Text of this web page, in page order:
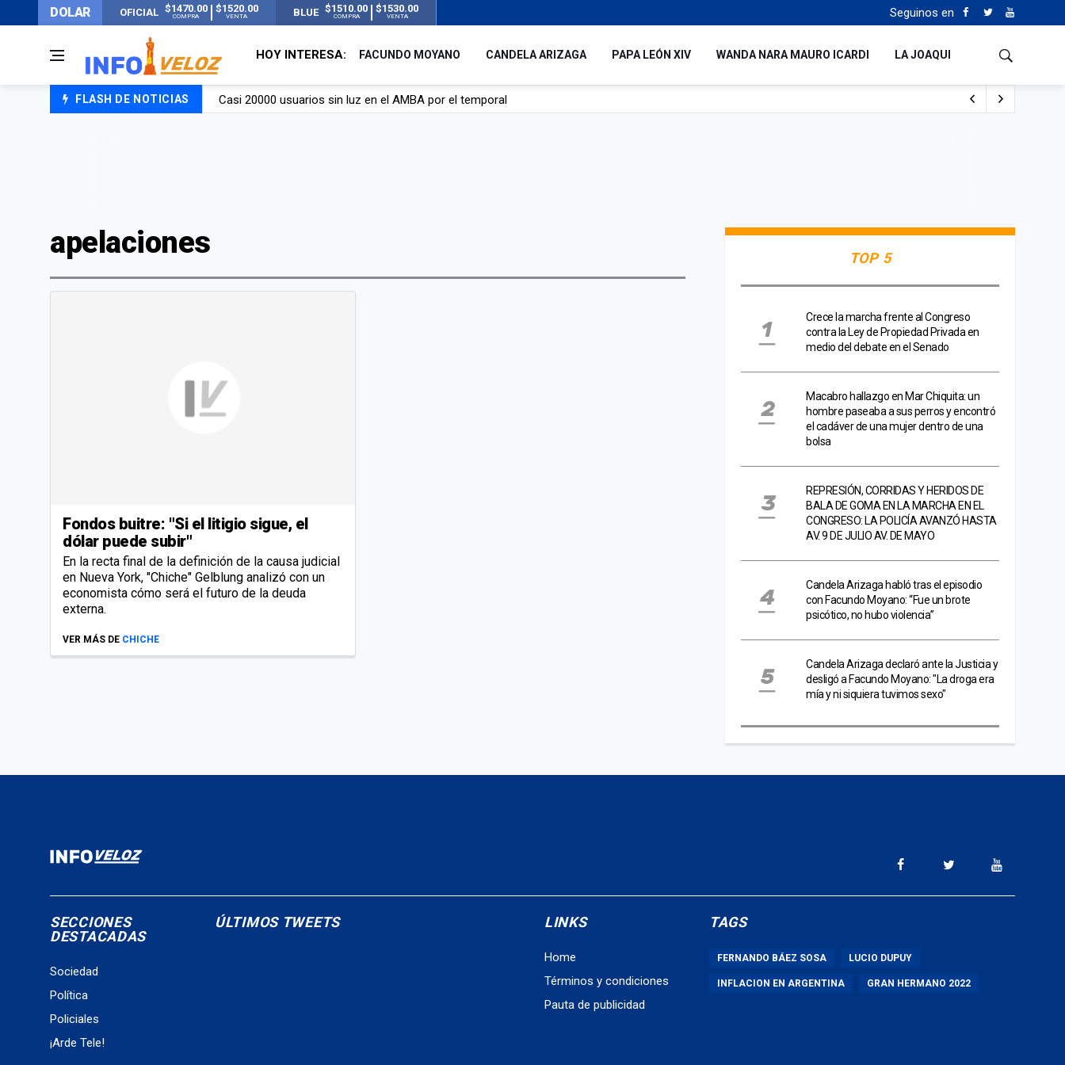
DOLAR OFICIAL $1470.00
COMPRA
$1520.00
VENTA BLUE $1510.00
COMPRA
$1530.00
VENTA Seguinos en
HOY INTERESA: FACUNDO MOYANO CANDELA ARIZAGA PAPA LEÓN XIV WANDA NARA MAURO ICARDI LA JOAQUI
FLASH DE NOTICIAS
Casi 20000 usuarios sin luz en el AMBA por el temporal
apelaciones
Fondos buitre: "Si el litigio sigue, el
dólar puede subir"
En la recta final de la definición de la causa judicial
en Nueva York, "Chiche" Gelblung analizó con un
economista cómo será el futuro de la deuda
externa.
VER MÁS DE CHICHE
TOP 5
Crece la marcha frente al Congreso
contra la Ley de Propiedad Privada en
medio del debate en el Senado
Macabro hallazgo en Mar Chiquita: un
hombre paseaba a sus perros y encontró
el cadáver de una mujer dentro de una
bolsa
REPRESIÓN, CORRIDAS Y HERIDOS DE
BALA DE GOMA EN LA MARCHA EN EL
CONGRESO: LA POLICÍA AVANZÓ HASTA
AV. 9 DE JULIO AV. DE MAYO
Candela Arizaga habló tras el episodio
con Facundo Moyano: “Fue un brote
psicótico, no hubo violencia”
Candela Arizaga declaró ante la Justicia y
desligó a Facundo Moyano: "La droga era
mía y ni siquiera tuvimos sexo"
SECCIONES
DESTACADAS
Sociedad
Política
Policiales
¡Arde Tele!
ÚLTIMOS TWEETS LINKS
Home
Términos y condiciones
Pauta de publicidad
TAGS
FERNANDO BÁEZ SOSA LUCIO DUPUY
INFLACION EN ARGENTINA GRAN HERMANO 2022